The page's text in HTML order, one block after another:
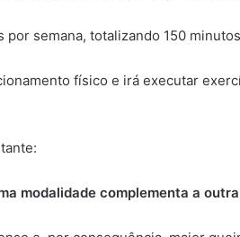
semana, totalizando 150
físico e irá executar
modalidade complementa a outra